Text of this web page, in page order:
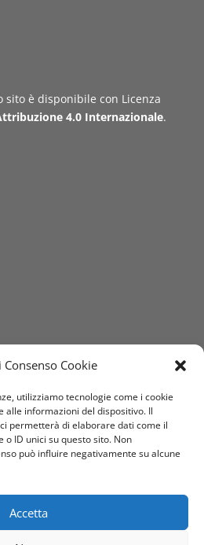
Consenso Cookie
utilizziamo tecnologie come i cookie
alle informazioni del dispositivo. Il
permetterà di elaborare dati come il
ID unici su questo sito. Non
può influire negativamente su alcune
Accetta
sito è disponibile con Licenza
4.0 Internazionale.